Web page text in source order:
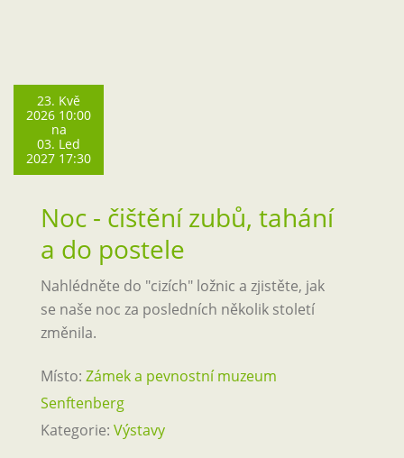
23. Kvě
2026 10:00
na
03. Led
2027 17:30
Noc - čištění zubů, tahání
a do postele
Nahlédněte do "cizích" ložnic a zjistěte, jak
se naše noc za posledních několik století
změnila.
Místo: Zámek a pevnostní muzeum
Senftenberg
Kategorie: Výstavy